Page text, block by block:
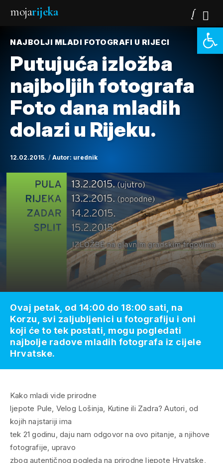
mojarijeka
NAJBOLJI MLADI FOTOGRAFI U RIJECI
Putujuća izložba
najboljih fotografa
Foto dana mladih
dolazi u Rijeku.
12.02.2015. Autor: urednik
Kako mladi vide prirodne
ljepote Pule, Velog Lošinja, Kutine ili Zadra? Autori, od
kojih najstariji ima
tek 21 godinu, daju nam odgovor na ovo pitanje, a njihove
fotografije, upravo
zbog autentičnog pogleda na prirodne ljepote Hrvatske,
Ovaj petak, od 14:00 do 18:00 sati, na
Korzu, svi zaljubljenici u fotografiju i oni
koji će to tek postati, mogu pogledati
najbolje radove mladih fotografa iz cijele
Hrvatske.